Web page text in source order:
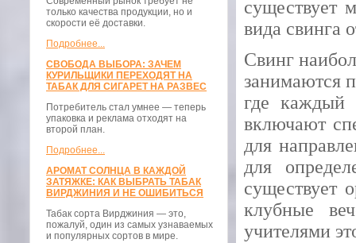
только качества продукции, но и
скорости её доставки.
Подробнее...
СВОБОДА ВЫБОРА: ЗАЧЕМ
КУРИЛЬЩИКИ ПЕРЕХОДЯТ НА
ТАБАК ДЛЯ СИГАРЕТ НА РАЗВЕС
Потребитель стал умнее — теперь
упаковка и реклама отходят на
второй план.
Подробнее...
АРОМАТ СОЛНЦА В КАЖДОЙ
ЗАТЯЖКЕ: КАК ВЫБРАТЬ ТАБАК
ВИРДЖИНИЯ И НЕ ОШИБИТЬСЯ
Табак сорта Вирджиния — это,
пожалуй, один из самых узнаваемых
и популярных сортов в мире.
существует
вида свинга
Свинг
занимаются
где каждый
включают
для
для
существует
клубные
учителями